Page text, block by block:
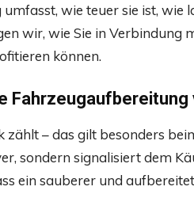
wie teuer sie ist, wie
wir, wie Sie in Verbindung
können.
zählt – das gilt besonders
sondern signalisiert dem
ein sauberer und